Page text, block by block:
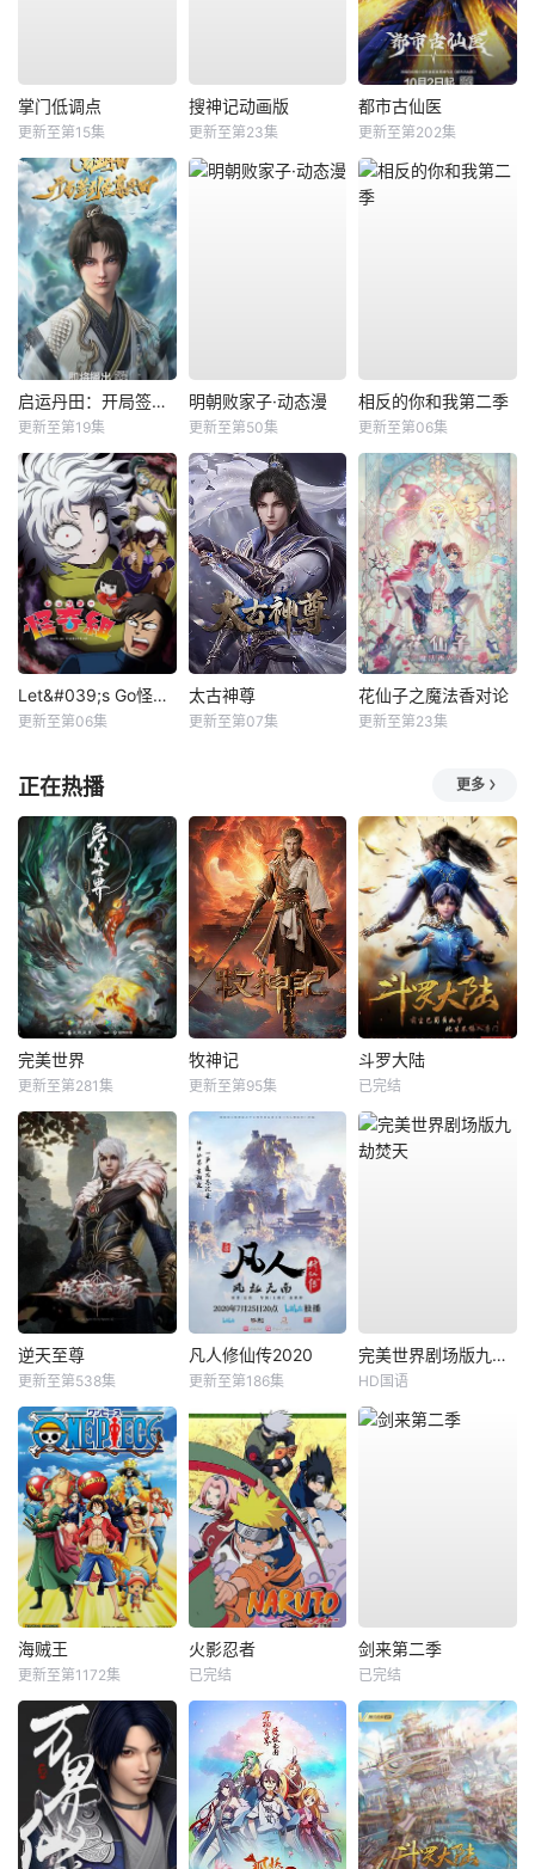
掌门低调点
更新至第15集
搜神记动画版
更新至第23集
都市古仙医
更新至第202集
启运丹田：开局签到至尊丹田
更新至第19集
明朝败家子·动态漫
更新至第50集
相反的你和我第二季
更新至第06集
Let&#039;s Go怪奇组
更新至第06集
太古神尊
更新至第07集
花仙子之魔法香对论
更新至第23集
正在热播 更多
完美世界
更新至第281集
牧神记
更新至第95集
斗罗大陆
已完结
逆天至尊
更新至第538集
凡人修仙传2020
更新至第186集
完美世界剧场版九劫焚天
HD国语
海贼王
更新至第1172集
火影忍者
已完结
剑来第二季
已完结